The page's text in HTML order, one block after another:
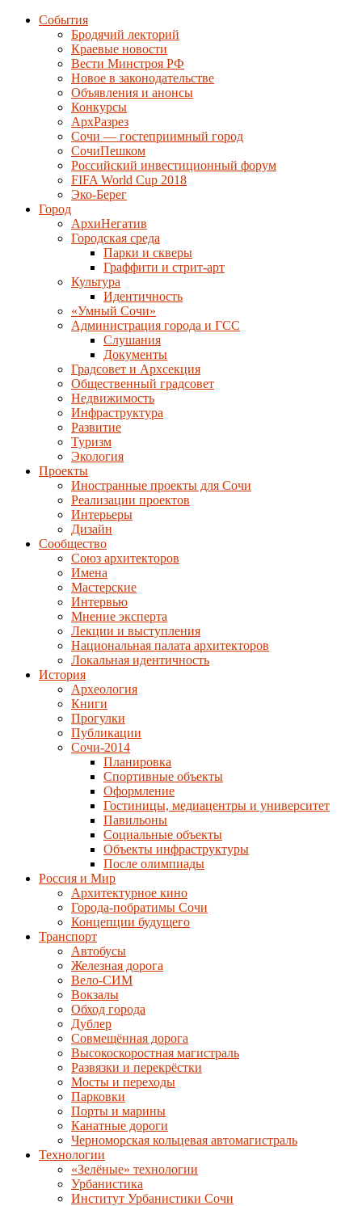
События
Бродячий лекторий
Краевые новости
Вести Минстроя РФ
Новое в законодательстве
Объявления и анонсы
Конкурсы
АрхРазрез
Сочи — гостеприимный город
СочиПешком
Российский инвестиционный форум
FIFA World Cup 2018
Эко-Берег
Город
АрхиНегатив
Городская среда
Парки и скверы
Граффити и стрит-арт
Культура
Идентичность
«Умный Сочи»
Администрация города и ГСС
Слушания
Документы
Градсовет и Архсекция
Общественный градсовет
Недвижимость
Инфраструктура
Развитие
Туризм
Экология
Проекты
Иностранные проекты для Сочи
Реализации проектов
Интерьеры
Дизайн
Сообщество
Союз архитекторов
Имена
Мастерские
Интервью
Мнение эксперта
Лекции и выступления
Национальная палата архитекторов
Локальная идентичность
История
Археология
Книги
Прогулки
Публикации
Сочи-2014
Планировка
Спортивные объекты
Оформление
Гостиницы, медиацентры и университет
Павильоны
Социальные объекты
Объекты инфраструктуры
После олимпиады
Россия и Мир
Архитектурное кино
Города-побратимы Сочи
Концепции будущего
Транспорт
Автобусы
Железная дорога
Вело-СИМ
Вокзалы
Обход города
Дублер
Совмещённая дорога
Высокоскоростная магистраль
Развязки и перекрёстки
Мосты и переходы
Парковки
Порты и марины
Канатные дороги
Черноморская кольцевая автомагистраль
Технологии
«Зелёные» технологии
Урбанистика
Институт Урбанистики Сочи